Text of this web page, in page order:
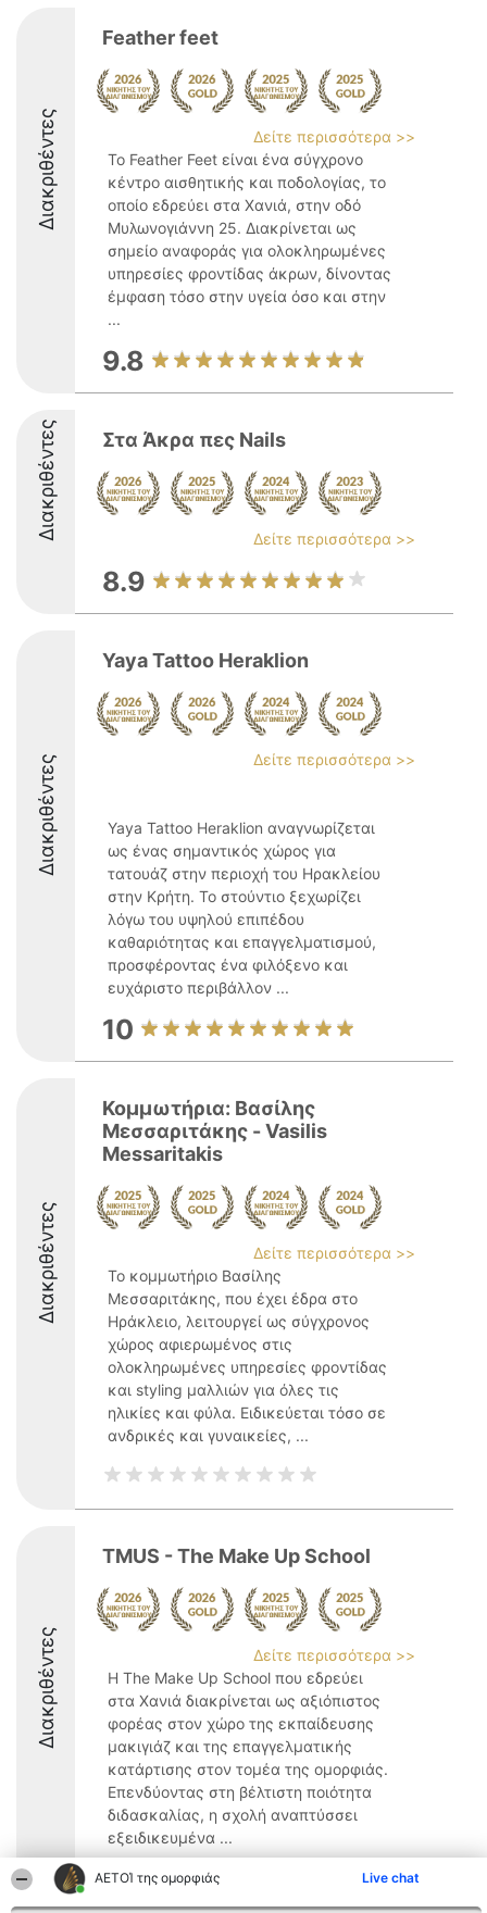
ΑΕΤΟΊ της ομορφιάς Live chat
Διακριθέντες
Feather feet
Δείτε περισσότερα >>
Το Feather Feet είναι ένα σύγχρονο
κέντρο αισθητικής και ποδολογίας, το
οποίο εδρεύει στα Χανιά, στην οδό
Μυλωνογιάννη 25. Διακρίνεται ως
σημείο αναφοράς για ολοκληρωμένες
υπηρεσίες φροντίδας άκρων, δίνοντας
έμφαση τόσο στην υγεία όσο και στην
...
9.8
Διακριθέντες Στα Άκρα πες Nails
Δείτε περισσότερα >>
8.9
Διακριθέντες
Yaya Tattoo Heraklion
Δείτε περισσότερα >>
Yaya Tattoo Heraklion αναγνωρίζεται
ως ένας σημαντικός χώρος για
τατουάζ στην περιοχή του Ηρακλείου
στην Κρήτη. Το στούντιο ξεχωρίζει
λόγω του υψηλού επιπέδου
καθαριότητας και επαγγελματισμού,
προσφέροντας ένα φιλόξενο και
ευχάριστο περιβάλλον ...
10
Διακριθέντες
Κομμωτήρια: Βασίλης
Μεσσαριτάκης - Vasilis
Messaritakis
Δείτε περισσότερα >>
Το κομμωτήριο Βασίλης
Μεσσαριτάκης, που έχει έδρα στο
Ηράκλειο, λειτουργεί ως σύγχρονος
χώρος αφιερωμένος στις
ολοκληρωμένες υπηρεσίες φροντίδας
και styling μαλλιών για όλες τις
ηλικίες και φύλα. Ειδικεύεται τόσο σε
ανδρικές και γυναικείες, ...
Διακριθέντες
TMUS - The Make Up School
Δείτε περισσότερα >>
Η The Make Up School που εδρεύει
στα Χανιά διακρίνεται ως αξιόπιστος
φορέας στον χώρο της εκπαίδευσης
μακιγιάζ και της επαγγελματικής
κατάρτισης στον τομέα της ομορφιάς.
Επενδύοντας στη βέλτιστη ποιότητα
διδασκαλίας, η σχολή αναπτύσσει
εξειδικευμένα ...
9.9